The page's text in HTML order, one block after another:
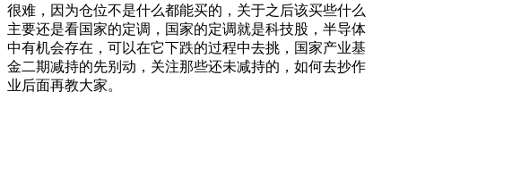
很难，因为仓位不是什么都能买的，关于之后该买些什么
主要还是看国家的定调，国家的定调就是科技股，半导体
中有机会存在，可以在它下跌的过程中去挑，国家产业基
金二期减持的先别动，关注那些还未减持的，如何去抄作
业后面再教大家。